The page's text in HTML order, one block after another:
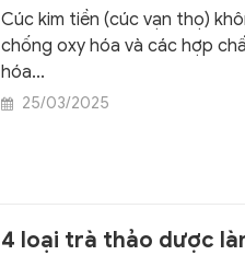
Cúc kim tiền (cúc vạn thọ)
chống oxy hóa và các hợp
hóa...
25/03/2025
4 loại trà thảo dược